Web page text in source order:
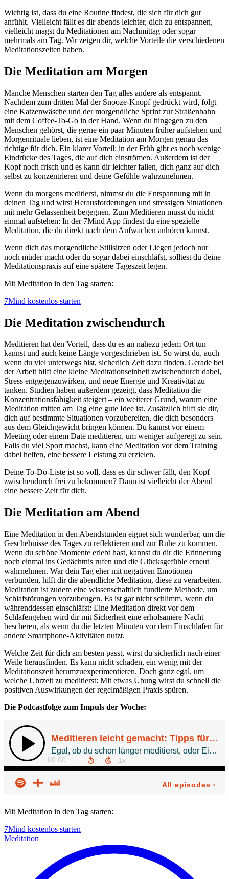
Wichtig ist, dass du eine Routine findest, die sich für dich gut
anfühlt. Vielleicht fällt es dir abends leichter, dich zu entspannen,
vielleicht magst du Meditationen am Nachmittag oder sogar
mehrmals am Tag. Wir zeigen dir, welche Vorteile die verschiedenen
Meditationszeiten haben.
Die Meditation am Morgen
Manche Menschen starten den Tag alles andere als entspannt.
Nachdem zum dritten Mal der Snooze-Knopf gedrückt wird, folgt
eine Katzenwäsche und der morgendliche Sprint zur Straßenbahn
mit dem Coffee-To-Go in der Hand. Wenn du hingegen zu den
Menschen gehörst, die gerne ein paar Minuten früher aufstehen und
Morgenrituale lieben, ist eine Meditation am Morgen genau das
richtige für dich. Ein klarer Vorteil: in der Früh gibt es noch wenige
Eindrücke des Tages, die auf dich einströmen. Außerdem ist der
Kopf noch frisch und es kann dir leichter fallen, dich ganz auf dich
selbst zu konzentrieren und deine Gefühle wahrzunehmen.
Wenn du morgens meditierst, nimmst du die Entspannung mit in
deinen Tag und wirst Herausforderungen und stressigen Situationen
mit mehr Gelassenheit begegnen. Zum Meditieren musst du nicht
einmal aufstehen: In der 7Mind App findest du eine spezielle
Meditation, die du direkt nach dem Aufwachen anhören kannst.
Wenn dich das morgendliche Stillsitzen oder Liegen jedoch nur
noch müder macht oder du sogar dabei einschläfst, solltest du deine
Meditationspraxis auf eine spätere Tageszeit legen.
Mit Meditation in den Tag starten:
7Mind kostenlos starten
Die Meditation zwischendurch
Meditieren hat den Vorteil, dass du es an nahezu jedem Ort tun
kannst und auch keine Länge vorgeschrieben ist. So wirst du, auch
wenn du viel unterwegs bist, sicherlich Zeit dazu finden. Gerade bei
der Arbeit hilft eine kleine Meditationseinheit zwischendurch dabei,
Stress entgegenzuwirken, und neue Energie und Kreativität zu
tanken. Studien haben außerdem gezeigt, dass Meditation die
Konzentrationsfähigkeit steigert – ein weiterer Grund, warum eine
Meditation mitten am Tag eine gute Idee ist. Zusätzlich hilft sie dir,
dich auf bestimmte Situationen vorzubereiten, die dich besonders
aus dem Gleichgewicht bringen können. Du kannst vor einem
Meeting oder einem Date meditieren, um weniger aufgeregt zu sein.
Falls du viel Sport machst, kann eine Meditation vor dem Training
dabei helfen, eine bessere Leistung zu erzielen.
Deine To-Do-Liste ist so voll, dass es dir schwer fällt, den Kopf
zwischendurch frei zu bekommen? Dann ist vielleicht der Abend
eine bessere Zeit für dich.
Die Meditation am Abend
Eine Meditation in den Abendstunden eignet sich wunderbar, um die
Geschehnisse des Tages zu reflektieren und zur Ruhe zu kommen.
Wenn du schöne Momente erlebt hast, kannst du dir die Erinnerung
noch einmal ins Gedächtnis rufen und die Glücksgefühle erneut
wahrnehmen. War dein Tag eher mit negativen Emotionen
verbunden, hilft dir die abendliche Meditation, diese zu verarbeiten.
Meditation ist zudem eine wissenschaftlich fundierte Methode, um
Schlafstörungen vorzubeugen. Es ist gar nicht schlimm, wenn du
währenddessen einschläfst: Eine Meditation direkt vor dem
Schlafengehen wird dir mit Sicherheit eine erholsamere Nacht
bescheren, als wenn du die letzten Minuten vor dem Einschlafen für
andere Smartphone-Aktivitäten nutzt.
Welche Zeit für dich am besten passt, wirst du sicherlich nach einer
Weile herausfinden. Es kann nicht schaden, ein wenig mit der
Meditationszeit herumzuexperimentieren. Doch ganz egal, um
welche Uhrzeit zu meditierst: Mit etwas Übung wirst du schnell die
positiven Auswirkungen der regelmäßigen Praxis spüren.
Die Podcastfolge zum Impuls der Woche:
Mit Meditation in den Tag starten:
7Mind kostenlos starten
Meditation